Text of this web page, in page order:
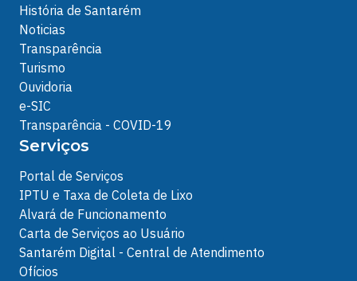
História de Santarém
Noticias
Transparência
Turismo
Ouvidoria
e-SIC
Transparência - COVID-19
Serviços
Portal de Serviços
IPTU e Taxa de Coleta de Lixo
Alvará de Funcionamento
Carta de Serviços ao Usuário
Santarém Digital - Central de Atendimento
Ofícios